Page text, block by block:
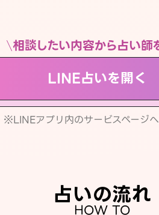
相談したい内容から占い師
LINE占いを開く
※LINEアプリ内のサービスページ
占いの流れ
HOW TO